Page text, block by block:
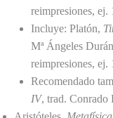
reimpresiones, ej.
Incluye: Platón,
Mª Ángeles
reimpresiones, ej.
Recomendado
IV, trad. Conrado